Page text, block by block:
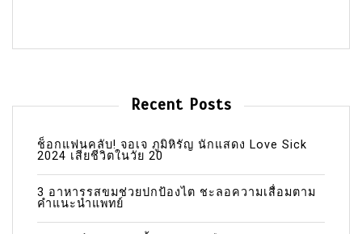
Recent Posts
ช็อกแฟนคลับ! จอเจ ภูมิหิรัญ นักแสดง Love Sick
2024 เสียชีวิตในวัย 20
3 อาหารรสขมช่วยปกป้องไต ชะลอความเสื่อมตาม
คำแนะนำแพทย์